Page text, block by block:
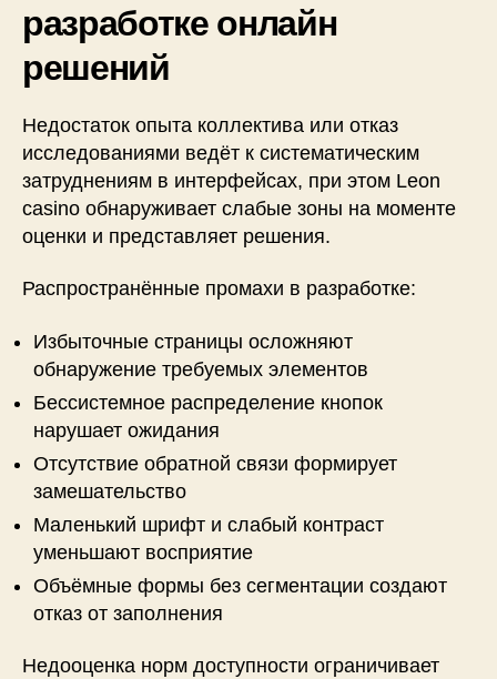
разработке онлайн
решений
Недостаток опыта коллектива или отказ
исследованиями ведёт к систематическим
затруднениям в интерфейсах, при этом Leon
casino обнаруживает слабые зоны на моменте
оценки и представляет решения.
Распространённые промахи в разработке:
Избыточные страницы осложняют
обнаружение требуемых элементов
Бессистемное распределение кнопок
нарушает ожидания
Отсутствие обратной связи формирует
замешательство
Маленький шрифт и слабый контраст
уменьшают восприятие
Объёмные формы без сегментации создают
отказ от заполнения
Недооценка норм доступности ограничивает